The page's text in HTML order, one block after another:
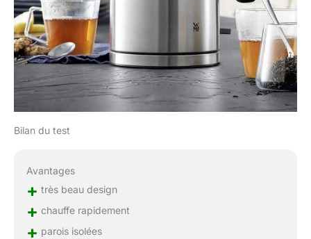
Bilan du test
Avantages
+ très beau design
+ chauffe rapidement
+ parois isolées